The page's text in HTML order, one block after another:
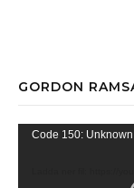
GORDON
Videospelare
Code 150: